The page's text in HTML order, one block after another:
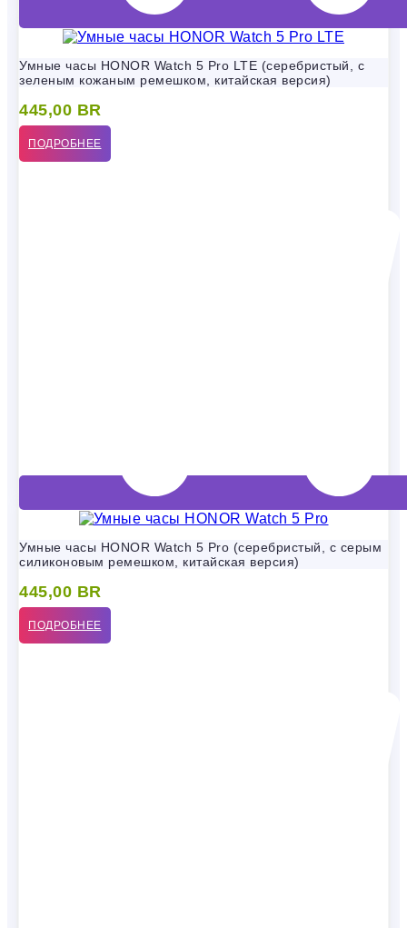
Умные часы HONOR Watch 5 Pro LTE (серебристый, с
зеленым кожаным ремешком, китайская версия)
445,00 BR
ПОДРОБНЕЕ
Умные часы HONOR Watch 5 Pro (серебристый, с серым
силиконовым ремешком, китайская версия)
445,00 BR
ПОДРОБНЕЕ